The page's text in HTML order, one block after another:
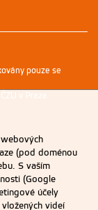
pouze se
v Praze.
(pod doménou
S vaším
(Google
účely
videí